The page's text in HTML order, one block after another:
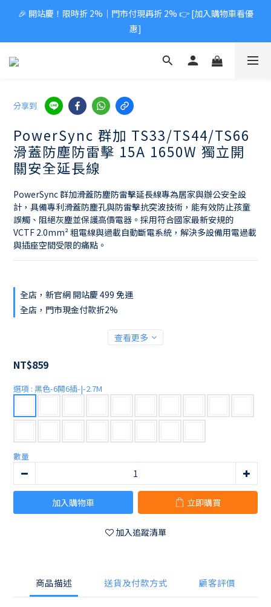
🎉 開站慶！限時折 2%｜門市付現再折 2% 👉 [加入購物車看優
惠]
分享到
PowerSync 群加 TS33/TS44/TS66
滑蓋防塵防雷擊 15A 1650W 獨立開
關安全延長線
PowerSync 群加滑蓋防塵防雷擊延長線專為居家與辦公安全設
計，具備專利滑蓋防塵孔與防雷擊抗突波技術，能有效防止孩童
誤觸、阻絕灰塵並保護高價電器。採用符合國家最新安規的
VCTF 2.0mm² 粗電線與過載自動斷電系統，解決多設備用電過載
與插座空間受限的痛點。
全店，新官網 開站慶 499 免運
全店，門市現金付款折2%
查看更多
NT$859
選項 : 黑色-6開6插-|-2.7M
數量
加入購物車 立即購買
加入追蹤清單
商品描述 送貨及付款方式 顧客評價